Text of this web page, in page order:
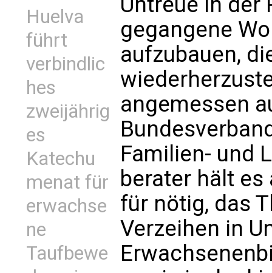
Huelva
führt
verbindlic
hes
zweijährig
es
Katechu
menat für
erwachse
ne
Taufbewe
gegangene
aufzubauen,
angemessen
Familien- und
berater hält
für nötig, das
Verzeihen in